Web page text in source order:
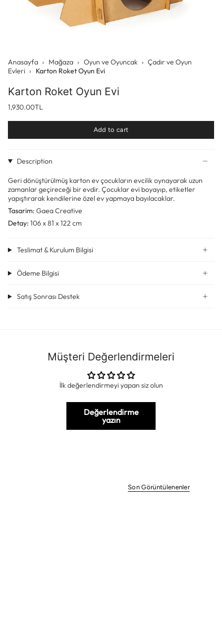
Anasayfa › Mağaza › Oyun ve Oyuncak › Çadır ve Oyun
Evleri › Karton Roket Oyun Evi
Karton Roket Oyun Evi
1,930.00TL
Add to cart
Description
Geri dönüştürülmüş karton ev çocukların evcilik oynayarak uzun
zamanlar geçireceği bir evdir. Çocuklar evi boyayıp, etiketler
yapıştırarak kendilerine özel ev yapmaya bayılacaklar.
Tasarim: Gaea Creative
Detay: 106 x 81 x 122 cm
Teslimat & Kurulum Bilgisi
Ödeme Bilgisi
Satış Sonrası Destek
Müşteri Değerlendirmeleri
İlk değerlendirmeyi yapan siz olun
Değerlendirme
yazın
Son Görüntülenenler